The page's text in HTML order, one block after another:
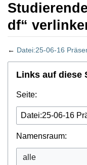
df“
← Datei:25-06-16
Wechseln zu:
Links auf diese
Seite:
Namensraum: